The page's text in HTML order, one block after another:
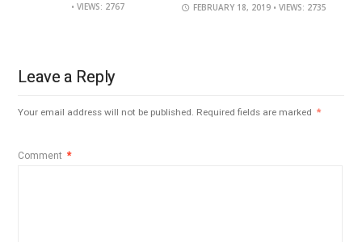
• VIEWS: 2767
FEBRUARY 18, 2019 • VIEWS: 2735
Leave a Reply
Your email address will not be published. Required fields are marked *
Comment *